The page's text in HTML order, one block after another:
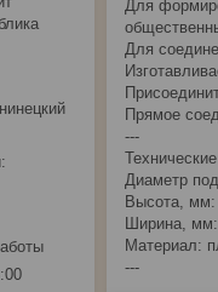
Для
Для
Прямое
---
Диаметр
Высота, мм:
Ширина, мм:
Материал:
---